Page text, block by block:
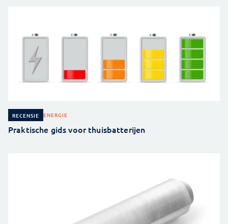
RECENSIE ENERGIE
Praktische gids voor thuisbatterijen